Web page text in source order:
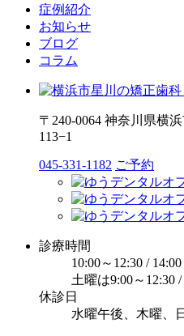
症例紹介
お知らせ
ブログ
コラム
〒240-0064 神奈川県横
113−1
045-331-1182 ご予約
診療時間
10:00～12:30 /
土曜は9:00～12:30
休診日
水曜午後、木曜、